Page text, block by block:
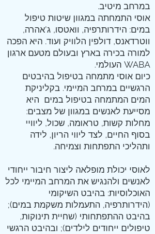
במרחב מיטיב.
אוסי התמחתה במגוון שיטות טיפול
במים: הידרותרפיה, וואטסו, ג'אהרה,
ווטרדאנס, דולפין הלוויק ועוד. היא הפכה
למורה בכירה בארץ ובעולם מטעם ארגון
WABA העולמי.
כיום אוסי מתמחה בטיפול בהיבטים
הרגשיים במרחב המיימי. בקליניקת
המים המתמחה בטיפול במים היא
מסייעת לאנשים במגוון של מצבים:
מחלות קשות, טראומה, שכול, ליוויי
בסוף החיים, לצד ליווי הריון, לידה
ותהליכי התפתחות וצמיחה.
לאוסי יכולת מופלאה ליצור חיבור ייחודי
לאנשים ולהנגיש את המרחב המיימי לכל
האוכלוסיות: בהיבט השיקומי
(הידרותרפיה, התעמלות משקמת במים);
בהיבט ההתפתחותי (שחיית תינוקות,
טיפולים ייחודים לילדים); ובהיבט הרגשי